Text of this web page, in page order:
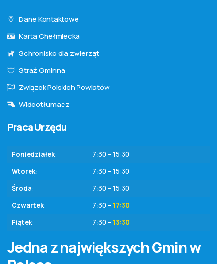
Praca Urzędu
Poniedziałek:
7:30 – 15:30
Wtorek:
7:30 – 15:30
Środa:
7:30 – 15:30
Czwartek: 7:30 – 17:30
Piątek: 7:30 – 13:30
Dane Kontaktowe
Karta Chełmiecka
Schronisko dla zwierząt
Straż Gminna
Związek Polskich Powiatów
Wideotłumacz
Jedna z największych Gmin w